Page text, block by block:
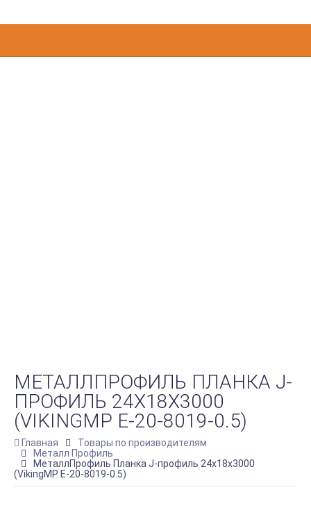
МЕТАЛЛПРОФИЛЬ ПЛАНКА J-
ПРОФИЛЬ 24Х18Х3000
(VIKINGMP E-20-8019-0.5)
Главная
Товары по производителям
Металл Профиль
МеталлПрофиль Планка J-профиль 24х18х3000
(VikingMP E-20-8019-0.5)